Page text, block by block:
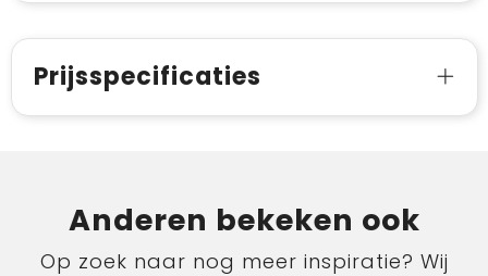
Prijsspecificaties
Anderen bekeken ook
Op zoek naar nog meer inspiratie? Wij